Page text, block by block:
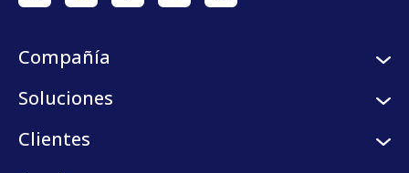
Compañía
Sobre nosotros
Soluciones
Servicios logísticos
Clientes